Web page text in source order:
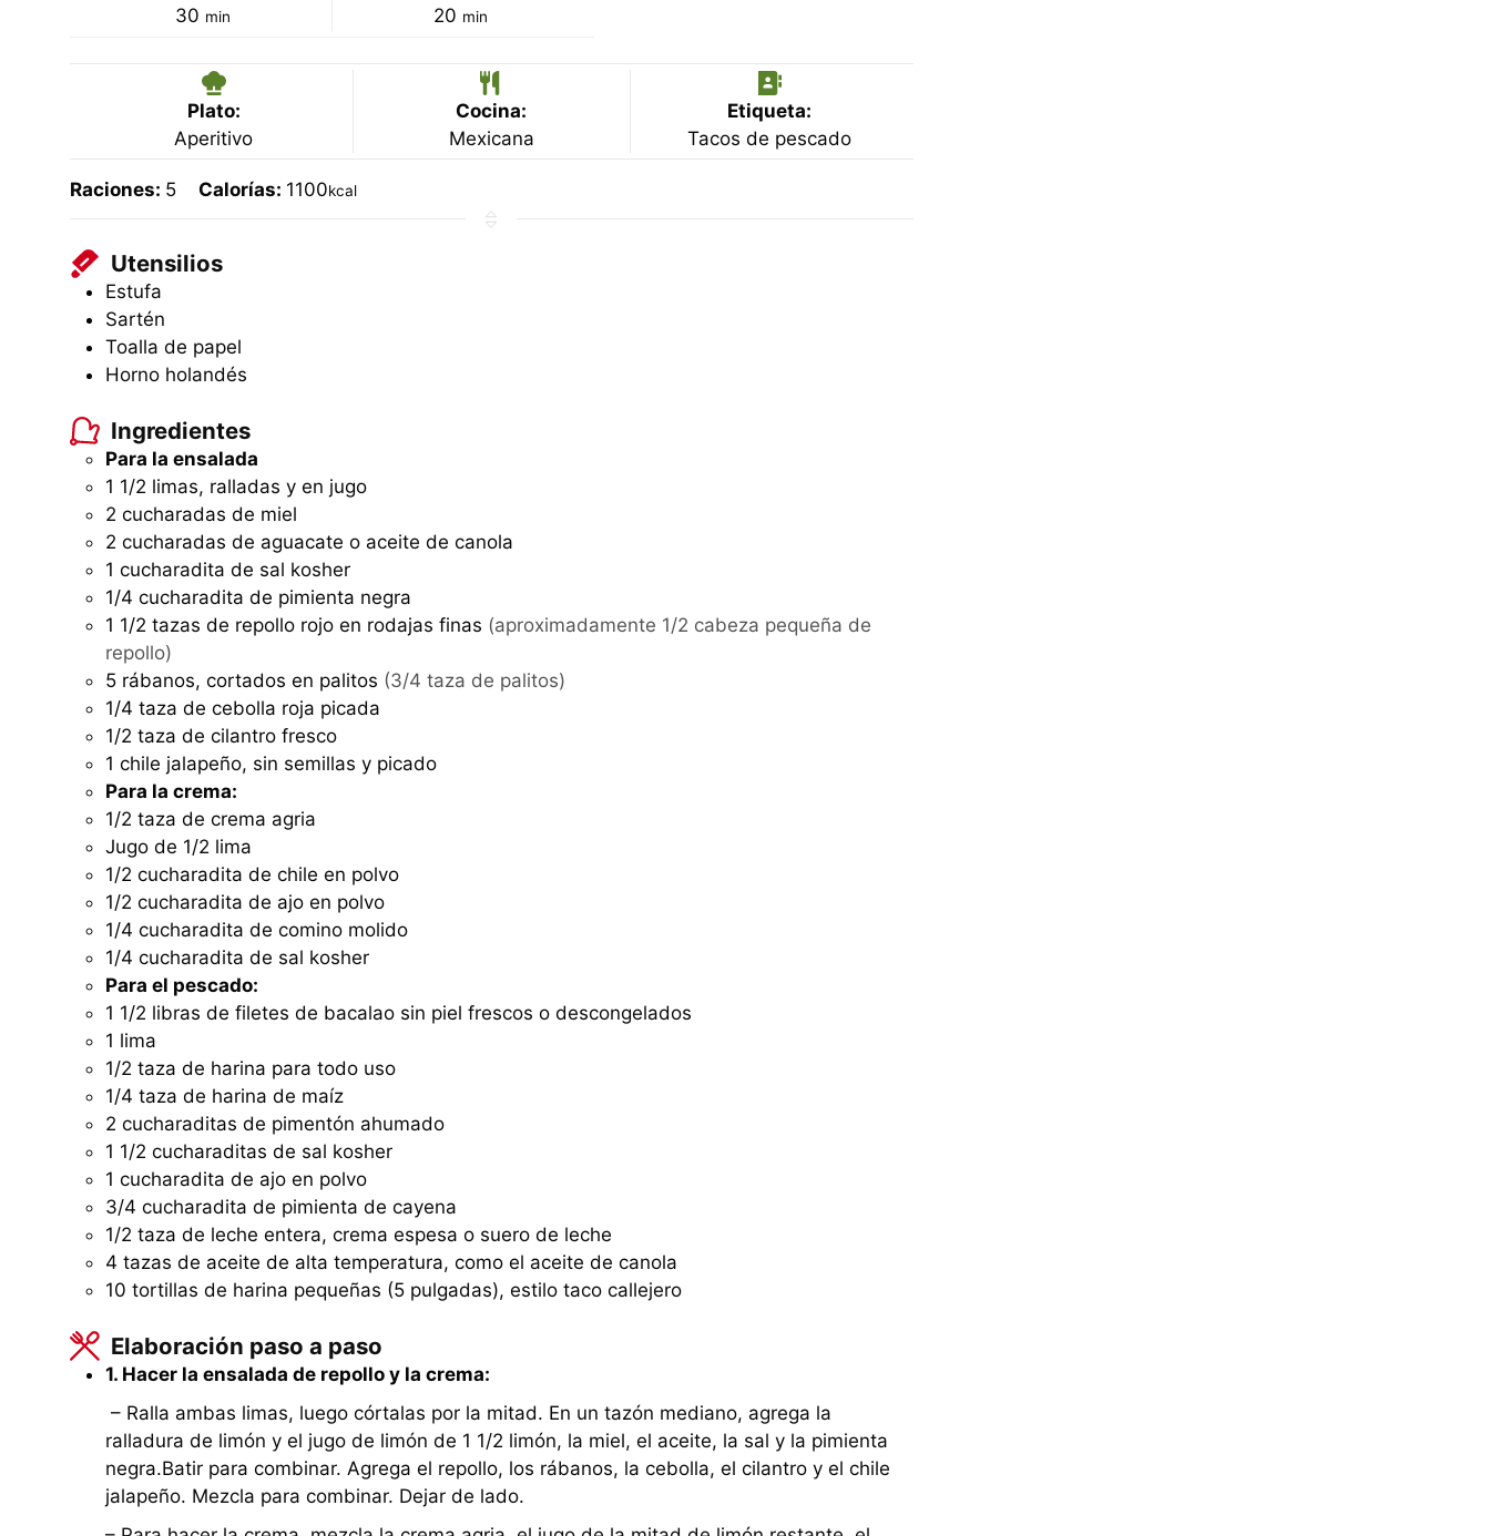
30 minutos
min
20minutos
min
Plato:
Aperitivo
Cocina:
Mexicana
Etiqueta:
Tacos de pescado
Raciones: 5 Calorías: 1100kcal
Utensilios
Estufa
Sartén
Toalla de papel
Horno holandés
Ingredientes
Para la ensalada
1 1/2 limas, ralladas y en jugo
2 cucharadas de miel
2 cucharadas de aguacate o aceite de canola
1 cucharadita de sal kosher
1/4 cucharadita de pimienta negra
1 1/2 tazas de repollo rojo en rodajas finas (aproximadamente 1/2 cabeza pequeña de
repollo)
5 rábanos, cortados en palitos (3/4 taza de palitos)
1/4 taza de cebolla roja picada
1/2 taza de cilantro fresco
1 chile jalapeño, sin semillas y picado
Para la crema:
1/2 taza de crema agria
Jugo de 1/2 lima
1/2 cucharadita de chile en polvo
1/2 cucharadita de ajo en polvo
1/4 cucharadita de comino molido
1/4 cucharadita de sal kosher
Para el pescado:
1 1/2 libras de filetes de bacalao sin piel frescos o descongelados
1 lima
1/2 taza de harina para todo uso
1/4 taza de harina de maíz
2 cucharaditas de pimentón ahumado
1 1/2 cucharaditas de sal kosher
1 cucharadita de ajo en polvo
3/4 cucharadita de pimienta de cayena
1/2 taza de leche entera, crema espesa o suero de leche
4 tazas de aceite de alta temperatura, como el aceite de canola
10 tortillas de harina pequeñas (5 pulgadas), estilo taco callejero
Elaboración paso a paso
1. Hacer la ensalada de repollo y la crema:
– Ralla ambas limas, luego córtalas por la mitad. En un tazón mediano, agrega la
ralladura de limón y el jugo de limón de 1 1/2 limón, la miel, el aceite, la sal y la pimienta
negra.Batir para combinar. Agrega el repollo, los rábanos, la cebolla, el cilantro y el chile
jalapeño. Mezcla para combinar. Dejar de lado.